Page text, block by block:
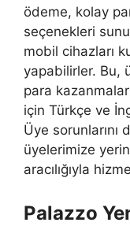
ödeme, kolay
seçenekleri
mobil cihazları
yapabilirler. Bu,
para
için Türkçe ve
Üye sorunlarını
üyelerimize
aracılığıyla
Palazzo